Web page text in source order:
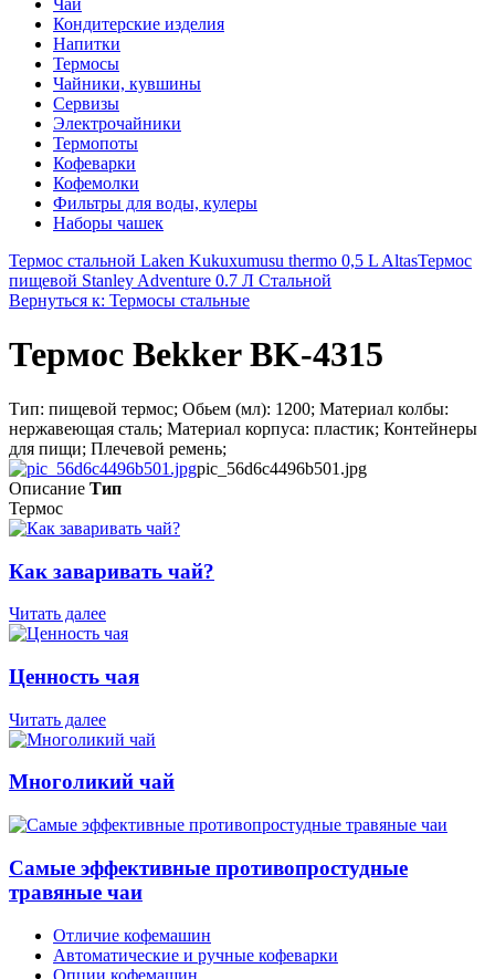
Чай
Кондитерские изделия
Напитки
Термосы
Чайники, кувшины
Сервизы
Электрочайники
Термопоты
Кофеварки
Кофемолки
Фильтры для воды, кулеры
Наборы чашек
Термос стальной Laken Kukuxumusu thermo 0,5 L AltasТермос
пищевой Stanley Adventure 0.7 Л Стальной
Вернуться к: Термосы стальные
Термос Bekker BK-4315
Тип: пищевой термос; Обьем (мл): 1200; Материал колбы:
нержавеющая сталь; Материал корпуса: пластик; Контейнеры
для пищи; Плечевой ремень;
pic_56d6c4496b501.jpg
Описание Тип
Термос
Как заваривать чай?
Читать далее
Ценность чая
Читать далее
Многоликий чай
Самые эффективные противопростудные
травяные чаи
Отличие кофемашин
Автоматические и ручные кофеварки
Опции кофемашин